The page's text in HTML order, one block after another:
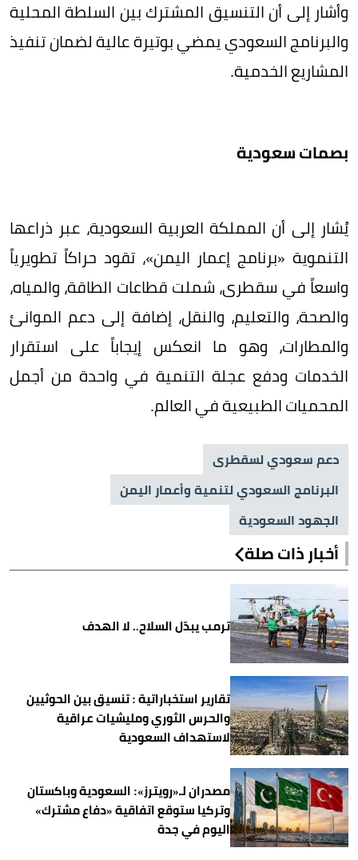
وأشار إلى أن التنسيق المشترك بين السلطة المحلية
والبرنامج السعودي يمضي بوتيرة عالية لضمان تنفيذ
المشاريع الخدمية.
بصمات سعودية
يُشار إلى أن المملكة العربية السعودية، عبر ذراعها
التنموية «برنامج إعمار اليمن»، تقود حراكاً تطويرياً
واسعاً في سقطرى، شملت قطاعات الطاقة، والمياه،
والصحة، والتعليم، والنقل، إضافة إلى دعم الموانئ
والمطارات، وهو ما انعكس إيجاباً على استقرار
الخدمات ودفع عجلة التنمية في واحدة من أجمل
المحميات الطبيعية في العالم.
دعم سعودي لسقطرى
البرنامج السعودي لتنمية وأعمار اليمن
الجهود السعودية
أخبار ذات صلة
ترمب يبدّل السلاح.. لا الهدف
تقارير استخباراتية : تنسيق بين الحوثيين
والحرس الثوري ومليشيات عراقية
لاستهداف السعودية
مصدران لـ«رويترز»: السعودية وباكستان
وتركيا ستوقع اتفاقية «دفاع مشترك»
اليوم في جدة